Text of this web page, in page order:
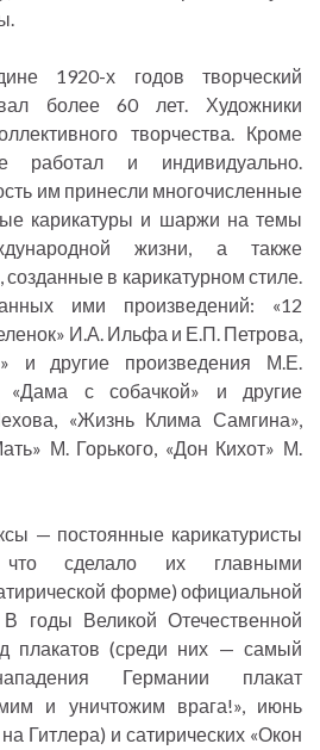
1920-х годов творческий
более 60 лет. Художники
творчества. Кроме
работал и индивидуально.
им принесли многочисленные
карикатуры и шаржи на темы
жизни, а также
созданные в карикатурном стиле.
ими произведений: «12
И.А. Ильфа и Е.П. Петрова,
и другие произведения М.Е.
«Дама с собачкой» и другие
«Жизнь Клима Самгина»,
М. Горького, «Дон Кихот» М.
— постоянные карикатуристы
что сделало их главными
форме) официальной
В годы Великой Отечественной
плакатов (среди них — самый
Германии плакат
и уничтожим врага!», июнь
Гитлера) и сатирических «Окон